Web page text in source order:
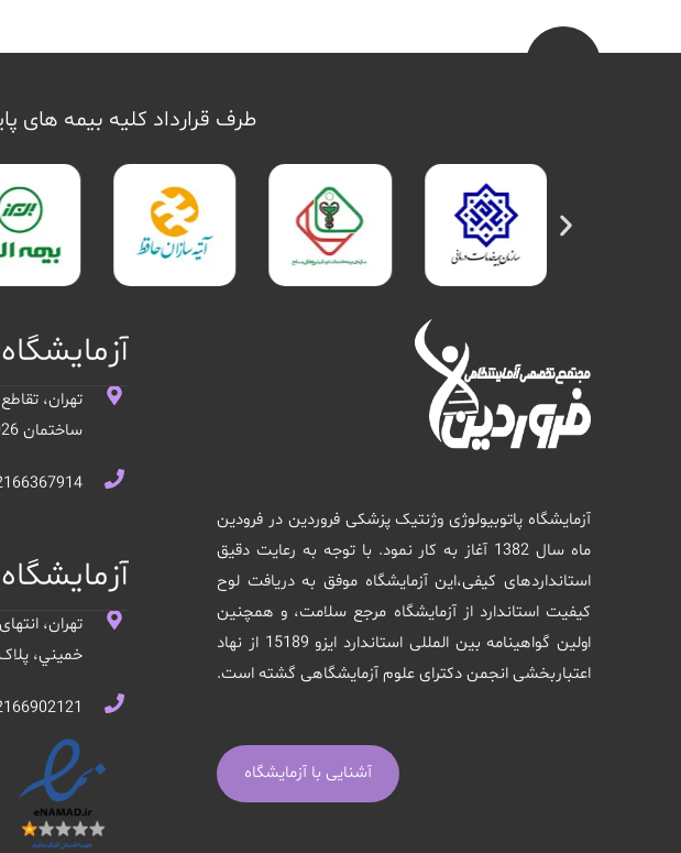
طرف قرارداد کلیه بیمه های
آزمایشگاه پاتوبیولوژی وژنتیک پزشکی فروردین در فرودین
ماه سال 1382 آغاز به کار نمود. با توجه به رعایت دقیق
استانداردهای کیفی،این آزمایشگاه موفق به دریافت لوح
کیفیت استاندارد از آزمایشگاه مرجع سلامت، و همچنین
اولین گواهینامه بین المللی استاندارد ایزو 15189 از نهاد
اعتباربخشی انجمن دکترای علوم آزمایشگاهی گشته است.
آشنایی با آزمایشگاه
تهران،
ساختمان 1026 (برای مسیریابی ضربه بزنید)
تهران،
خميني، پلاک 151 (برای مسیریابی ضربه